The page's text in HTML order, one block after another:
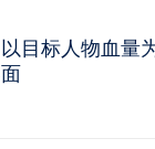
目标人物血量